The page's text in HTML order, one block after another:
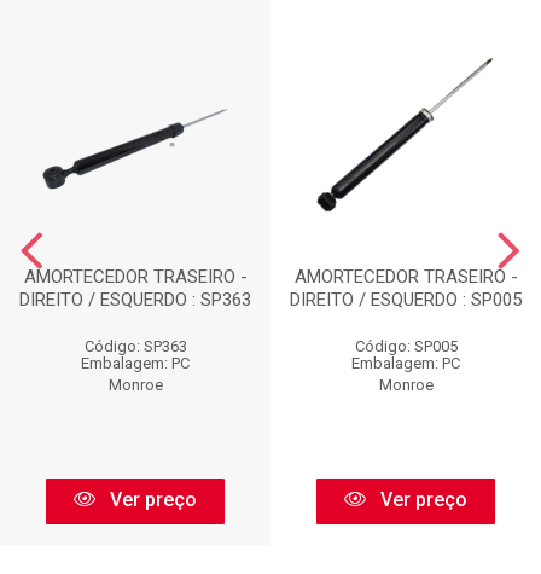
AMORTECEDOR TRASEIRO -
DIREITO / ESQUERDO : SP363
Código: SP363
Embalagem: PC
Monroe
Ver preço
AMORTECEDOR TRASEIRO -
DIREITO / ESQUERDO : SP005
Código: SP005
Embalagem: PC
Monroe
Ver preço